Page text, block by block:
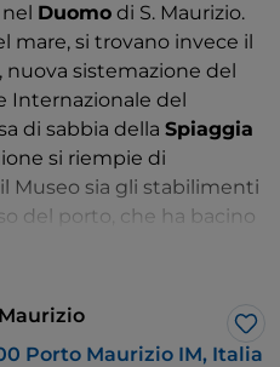
Duomo di S. Maurizio.
mare, si trovano invece il
, nuova sistemazione del
Internazionale del
di sabbia della Spiaggia
si riempie di
Museo sia gli stabilimenti
del porto, che ha bacino
il molo termina, perché
la città in uno
Porto Maurizio IM, Italia